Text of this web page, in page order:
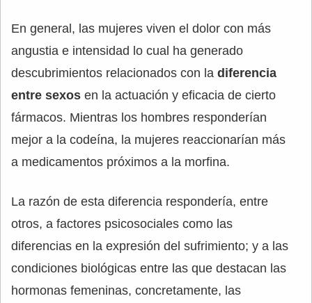
En general, las mujeres viven el dolor con más
angustia e intensidad lo cual ha generado
descubrimientos relacionados con la diferencia
entre sexos en la actuación y eficacia de cierto
fármacos. Mientras los hombres responderían
mejor a la codeína, la mujeres reaccionarían más
a medicamentos próximos a la morfina.
La razón de esta diferencia respondería, entre
otros, a factores psicosociales como las
diferencias en la expresión del sufrimiento; y a las
condiciones biológicas entre las que destacan las
hormonas femeninas, concretamente, las